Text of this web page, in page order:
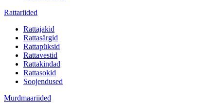
Rattariided
Rattajakid
Rattasärgid
Rattapüksid
Rattavestid
Rattakindad
Rattasokid
Soojendused
Murdmaariided